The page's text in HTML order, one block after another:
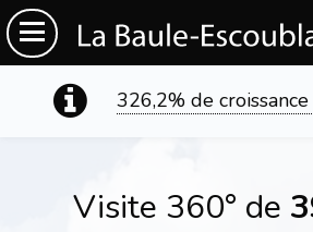
326,2% de
Visite 360° de